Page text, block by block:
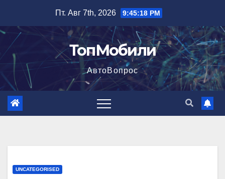
содержимому
Пт. Авг 7th, 2026 9:45:19 PM
ТопМобили
АвтоВопрос
UNCATEGORISED